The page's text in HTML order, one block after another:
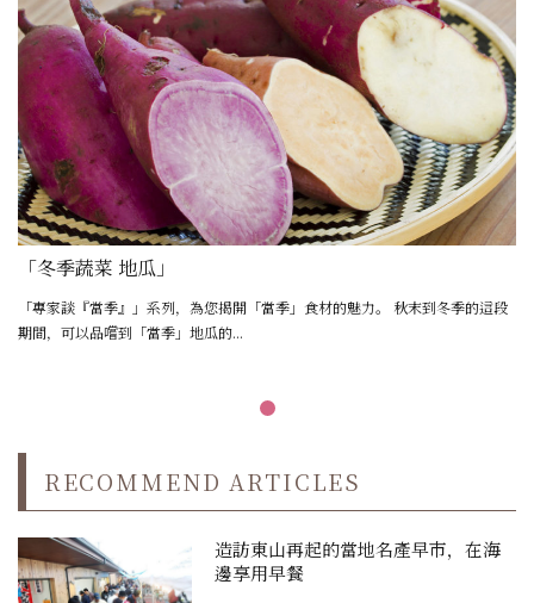
「冬季蔬菜 地瓜」
「專家談『當季』」系列，為您揭開「當季」食材的魅力。 秋末到冬季的這段
期間，可以品嚐到「當季」地瓜的...
RECOMMEND ARTICLES
造訪東山再起的當地名產早市，在海
邊享用早餐